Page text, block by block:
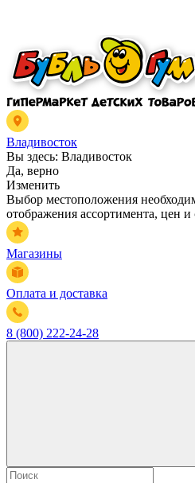
Владивосток
Вы здесь: Владивосток
Да, верно
Изменить
Выбор местоположения
отображения ассортимента, цен и
Магазины
Оплата и доставка
8 (800) 222-24-28